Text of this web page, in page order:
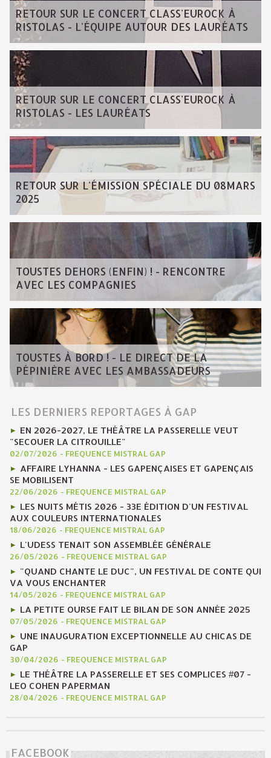
RETOUR SUR LE CONCERT CLASS'EUROCK À
RISTOLAS - L'ÉQUIPE AUTOUR DES LAURÉATS
RETOUR SUR LE CONCERT CLASS'EUROCK À
RISTOLAS - LES LAURÉATS
RETOUR SUR L'ÉMISSION SPÉCIALE DU 08MARS
2025
TOUSTES DEHORS (ENFIN) ! - RENCONTRE
AVEC LES COMPAGNIES
TOUSTES À BORD ! - LE DIRECT DE LA
PÉPINIÈRE AVEC LES AMBASSADEURS
LES DERNIERS REPORTAGES À GAP
EN 2026-2027, LE THÉÂTRE LA PASSERELLE VEUT
"SECOUER LA CITROUILLE"
02/07/2026 - FREQUENCE MISTRAL GAP
AFFAIRE LYHANNA - LES GAPENÇAISES ET GAPENÇAIS
SE MOBILISENT
22/06/2026 - FREQUENCE MISTRAL GAP
LES NUITS MÉTIS 2026 - 33E ÉDITION D'UN FESTIVAL
AUX COULEURS INTERNATIONALES
18/06/2026 - FREQUENCE MISTRAL GAP
L'UDESS TENAIT SON ASSEMBLÉE GÉNÉRALE
26/05/2026 - FREQUENCE MISTRAL GAP
"QUAND CHANTE LE DUC", UN FESTIVAL DE CONTE QUI
VA VOUS ENCHANTER
14/05/2026 - FREQUENCE MISTRAL GAP
LA PETITE OURSE FAIT LE BILAN DE SON ANNÉE 2025
07/05/2026 - FREQUENCE MISTRAL GAP
UNE INAUGURATION EXCEPTIONNELLE AU CHICAS DE
GAP
30/04/2026 - FREQUENCE MISTRAL GAP
LE THÉÂTRE LA PASSERELLE ET SES COMPLICES #07 -
LEO COHEN PAPERMAN
28/04/2026 - FREQUENCE MISTRAL GAP
FACEBOOK